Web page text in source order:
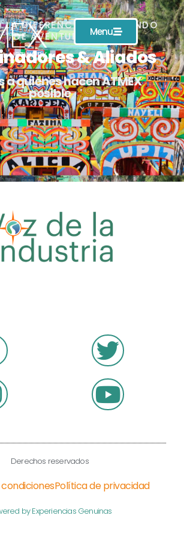
Menu
LA DIFERENCIA EN EL MUNDO
DE AVENTURA
& Aliados
a quienes hacen ATMEX
posible
Derechos reservados
Política de privacidad
by Experiencias Genuinas